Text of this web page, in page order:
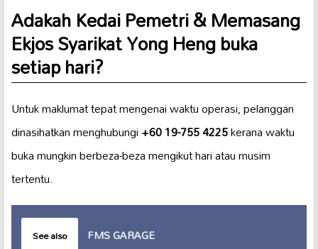
Adakah Kedai Pemetri & Memasang
Ekjos Syarikat Yong Heng buka
setiap hari?
Untuk maklumat tepat mengenai waktu operasi, pelanggan
dinasihatkan menghubungi+60 19-755 4225kerana waktu
buka mungkin berbeza-beza mengikut hari atau musim
tertentu.
See also FMS GARAGE